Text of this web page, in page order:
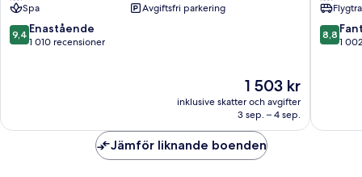
Resorts
&
Spa
Spa
Avgiftsfri parkering
9.4
av
9,4 Enastående
1 010 recensioner
Priset
är
1 503 kr
1 503 kr
inklusive skatter och avgifter
3 sep. – 4 sep.
Ngũ
Hành
Sơn
8.8
av
8,8
1
Jämför liknande boenden